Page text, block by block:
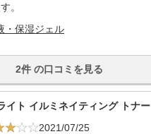
。
・保湿ジェル
2件 の口コミを見る
イト イルミネイティング トナー
2021/07/25